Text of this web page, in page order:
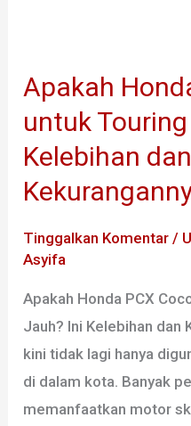
Apakah
untuk
Kelebihan dan
Tinggalkan Komentar /
Asyifa
Apakah Honda PCX
Jauh? Ini Kelebihan dan
kini tidak lagi hanya
di dalam kota. Banyak
memanfaatkan motor
Apakah
Honda
PCX
Cocok
untuk
Jarak
Ini
Kelebihan
dan
Kekurangannya